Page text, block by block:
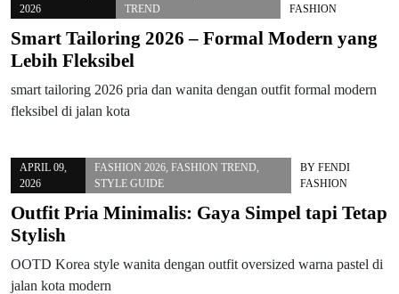
2026
TREND
FASHION
Smart Tailoring 2026 – Formal Modern yang
Lebih Fleksibel
smart tailoring 2026 pria dan wanita dengan outfit formal modern
fleksibel di jalan kota
APRIL 09,
2026
FASHION 2026, FASHION TREND
STYLE GUIDE
BY FENDI
FASHION
Outfit Pria Minimalis: Gaya Simpel tapi Tetap
Stylish
OOTD Korea style wanita dengan outfit oversized warna pastel di
jalan kota modern